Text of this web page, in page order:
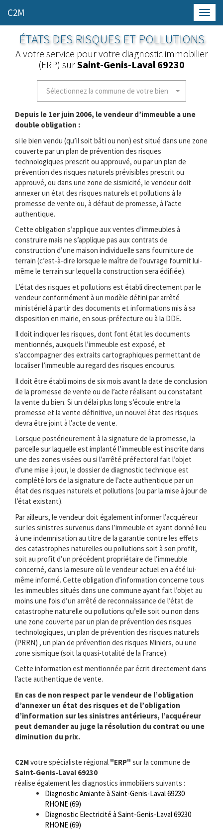
C2M
ÉTATS DES RISQUES ET POLLUTIONS
A votre service pour votre diagnostic immobilier
(ERP) surSaint-Genis-Laval 69230
Sélectionnez la commune de votre bien
Depuis le 1er juin 2006, le vendeur d’immeuble a une
double obligation :
si le bien vendu (qu’il soit bâti ou non) est situé dans une zone
couverte par un plan de prévention des risques
technologiques prescrit ou approuvé, ou par un plan de
prévention des risques naturels prévisibles prescrit ou
approuvé, ou dans une zone de sismicité, le vendeur doit
annexer un état des risques naturels et pollutions à la
promesse de vente ou, à défaut de promesse, à l’acte
authentique.
Cette obligation s’applique aux ventes d’immeubles à
construire mais ne s’applique pas aux contrats de
construction d’une maison individuelle sans fourniture de
terrain (c’est-à-dire lorsque le maître de l’ouvrage fournit lui-
même le terrain sur lequel la construction sera édifiée).
L’état des risques et pollutions est établi directement par le
vendeur conformément à un modèle défini par arrêté
ministériel à partir des documents et informations mis à sa
disposition en mairie, en sous-préfecture ou à la DDE.
Il doit indiquer les risques, dont font état les documents
mentionnés, auxquels l’immeuble est exposé, et
s’accompagner des extraits cartographiques permettant de
localiser l’immeuble au regard des risques encourus.
Il doit être établi moins de six mois avant la date de conclusion
de la promesse de vente ou de l’acte réalisant ou constatant
la vente du bien. Si un délai plus long s’écoule entre la
promesse et la vente définitive, un nouvel état des risques
devra être joint à l’acte de vente.
Lorsque postérieurement à la signature de la promesse, la
parcelle sur laquelle est implanté l’immeuble est inscrite dans
une des zones visées ou si l’arrêté préfectoral fait l’objet
d’une mise à jour, le dossier de diagnostic technique est
complété lors de la signature de l’acte authentique par un
état des risques naturels et pollutions (ou par la mise à jour de
l’état existant).
Par ailleurs, le vendeur doit également informer l’acquéreur
sur les sinistres survenus dans l’immeuble et ayant donné lieu
à une indemnisation au titre de la garantie contre les effets
des catastrophes naturelles ou pollutions soit à son profit,
soit au profit d’un précédent propriétaire de l’immeuble
concerné, dans la mesure où le vendeur actuel en a été lui-
même informé. Cette obligation d’information concerne tous
les immeubles situés dans une commune ayant fait l’objet au
moins une fois d’un arrêté de reconnaissance de l’état de
catastrophe naturelle ou pollutions qu’elle soit ou non dans
une zone couverte par un plan de prévention des risques
technologiques, un plan de prévention des risques naturels
(PRRN) , un plan de prévention des risques Miniers, ou une
zone sismique (soit la quasi-totalité de la France).
Cette information est mentionnée par écrit directement dans
l’acte authentique de vente.
En cas de non respect par le vendeur de l’obligation
d’annexer un état des risques et de l’obligation
d’information sur les sinistres antérieurs, l’acquéreur
peut demander au juge la résolution du contrat ou une
diminution du prix.
C2Mvotre spécialiste régional "ERP" sur la commune de
Saint-Genis-Laval 69230
réalise également les diagnostics immobiliers suivants :
Diagnostic Amiante à Saint-Genis-Laval 69230
RHONE (69)
Diagnostic Electricité à Saint-Genis-Laval 69230
RHONE (69)